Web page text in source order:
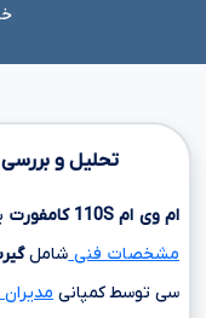
تحلیل و
ام وی ام 110S کامفورت
مشخصات فنی شامل
سیتوسط کمپانی